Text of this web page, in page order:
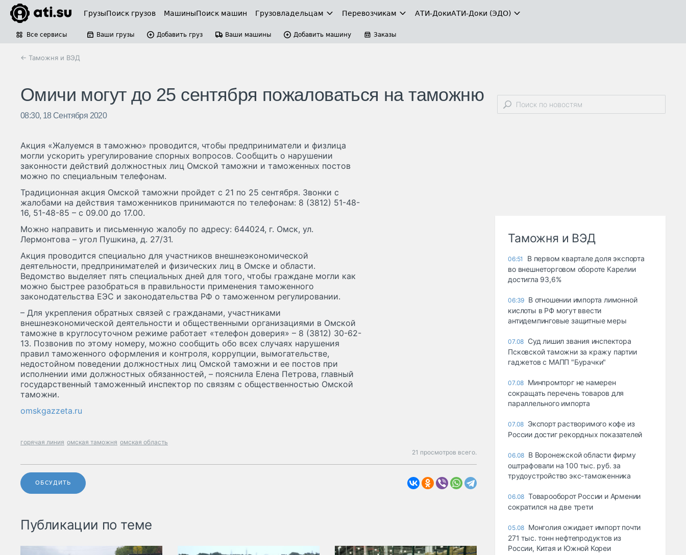
ГрузыПоиск грузов МашиныПоиск машин Грузовладельцам Перевозчикам АТИ-ДокиАТИ-Доки (ЭДО)
Все сервисы Ваши грузы Добавить груз Ваши машины Добавить машину Заказы
← Таможня и ВЭД
Омичи могут до 25 сентября пожаловаться на таможню
08:30, 18 Сентября 2020
Акция «Жалуемся в таможню» проводится, чтобы предприниматели и физлица
могли ускорить урегулирование спорных вопросов. Сообщить о нарушении
законности действий должностных лиц Омской таможни и таможенных постов
можно по специальным телефонам.
Традиционная акция Омской таможни пройдет с 21 по 25 сентября. Звонки с
жалобами на действия таможенников принимаются по телефонам: 8 (3812) 51-48-
16, 51-48-85 – с 09.00 до 17.00.
Можно направить и письменную жалобу по адресу: 644024, г. Омск, ул.
Лермонтова – угол Пушкина, д. 27/31.
Акция проводится специально для участников внешнеэкономической
деятельности, предпринимателей и физических лиц в Омске и области.
Ведомство выделяет пять специальных дней для того, чтобы граждане могли как
можно быстрее разобраться в правильности применения таможенного
законодательства ЕЭС и законодательства РФ о таможенном регулировании.
– Для укрепления обратных связей с гражданами, участниками
внешнеэкономической деятельности и общественными организациями в Омской
таможне в круглосуточном режиме работает «телефон доверия» – 8 (3812) 30-62-
13. Позвонив по этому номеру, можно сообщить обо всех случаях нарушения
правил таможенного оформления и контроля, коррупции, вымогательстве,
недостойном поведении должностных лиц Омской таможни и ее постов при
исполнении ими должностных обязанностей, – пояснила Елена Петрова, главный
государственный таможенный инспектор по связям с общественностью Омской
таможни.
omskgazzeta.ru
горячая линия омская таможня омская область
21 просмотров всего.
ОБСУДИТЬ
Публикации по теме
Таможня и ВЭД
06:51
В первом квартале доля экспорта
во внешнеторговом обороте Карелии
достигла 93,6%
06:39 В отношении импорта лимонной
кислоты в РФ могут ввести
антидемпинговые защитные меры
07.08 Суд лишил звания инспектора
Псковской таможни за кражу партии
гаджетов с МАПП "Бурачки"
07.08 Минпромторг не намерен
сокращать перечень товаров для
параллельного импорта
07.08 Экспорт растворимого кофе из
России достиг рекордных показателей
06.08 В Воронежской области фирму
оштрафовали на 100 тыс. руб. за
трудоустройство экс-таможенника
06.08 Товарооборот России и Армении
сократился на две трети
05.08 Монголия ожидает импорт почти
271 тыс. тонн нефтепродуктов из
России, Китая и Южной Кореи